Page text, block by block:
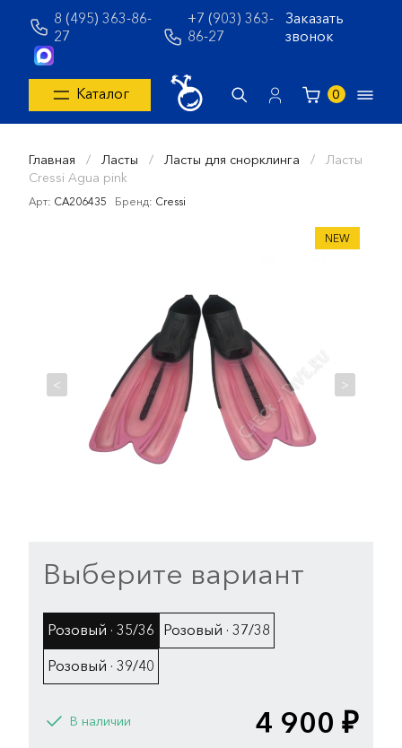
8 (495) 363-86-
27
+7 (903) 363-
86-27
Заказать
звонок
Каталог 0
Главная / Ласты / Ласты для снорклинга / Ласты
Cressi Agua pink
Арт: CA206435 Бренд: Cressi
NEW
< >
Выберите вариант
Розовый · 35/36 Розовый · 37/38
Розовый · 39/40
В наличии 4 900 ₽